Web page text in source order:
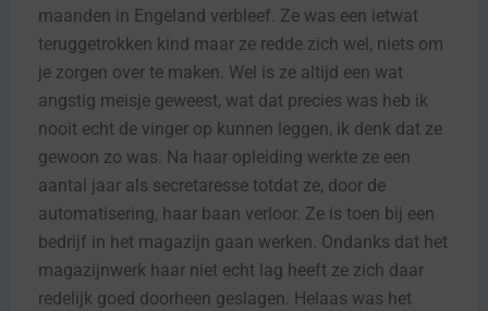
maanden in Engeland verbleef. Ze was een ietwat
teruggetrokken kind maar ze redde zich wel, niets om
je zorgen over te maken. Wel is ze altijd een wat
angstig meisje geweest, wat dat precies was heb ik
nooit echt de vinger op kunnen leggen, ik denk dat ze
gewoon zo was. Na haar opleiding werkte ze een
aantal jaar als secretaresse totdat ze, door de
automatisering, haar baan verloor. Ze is toen bij een
bedrijf in het magazijn gaan werken. Ondanks dat het
magazijnwerk haar niet echt lag heeft ze zich daar
redelijk goed doorheen geslagen. Helaas was het